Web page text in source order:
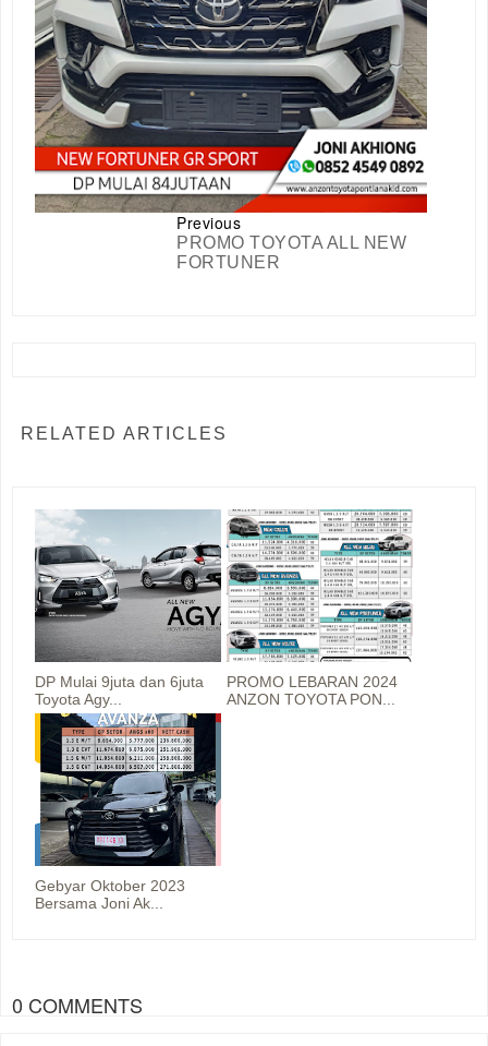
Previous
PROMO TOYOTA ALL NEW
FORTUNER
RELATED ARTICLES
DP Mulai 9juta dan 6juta
Toyota Agy...
PROMO LEBARAN 2024
ANZON TOYOTA PON...
Gebyar Oktober 2023
Bersama Joni Ak...
0 COMMENTS